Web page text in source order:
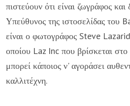
πιστεύουν ότι είναι ζωγράφος και
Υπεύθυνος της ιστοσελίδας του
είναι ο φωτογράφος Steve
οποίου Laz Inc που βρίσκεται
μπορεί κάποιος ν' αγοράσει
καλλιτέχνη.